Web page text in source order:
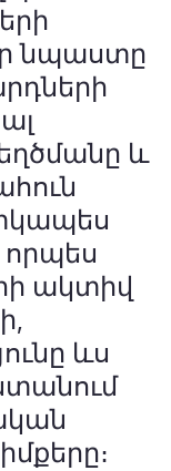
նպաստը
և
ակտիվ
ևս